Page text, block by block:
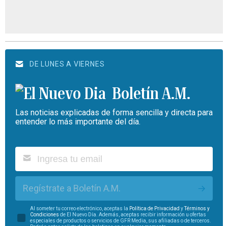
DE LUNES A VIERNES
Boletín A.M.
Las noticias explicadas de forma sencilla y directa para
entender lo más importante del día.
Regístrate a Boletín A.M.
Al someter tu correo electrónico, aceptas la Política de Privacidad y
Términos y
Condiciones de El Nuevo Día. Además, aceptas recibir información u ofertas
especiales de productos o servicios de GFR Media, sus afiliadas o de terceros.